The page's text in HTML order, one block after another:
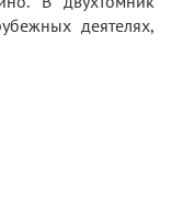
деятелях,